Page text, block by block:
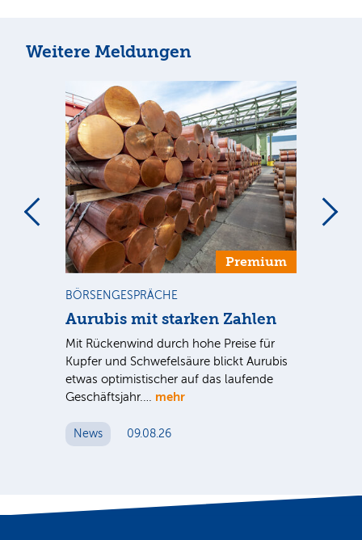
Weitere Meldungen
Premium
BÖRSENGESPRÄCHE
Aurubis mit starken Zahlen
Mit Rückenwind durch hohe Preise für
Kupfer und Schwefelsäure blickt Aurubis
etwas optimistischer auf das laufende
Geschäftsjahr.… mehr
News 09.08.26